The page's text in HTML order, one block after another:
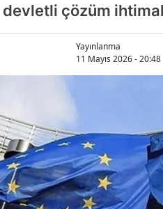
Bingöl
Bitlis
Çanakkale
Çankırı
çözüm
Yayınlanma
11 Mayıs 2026 - 20:48